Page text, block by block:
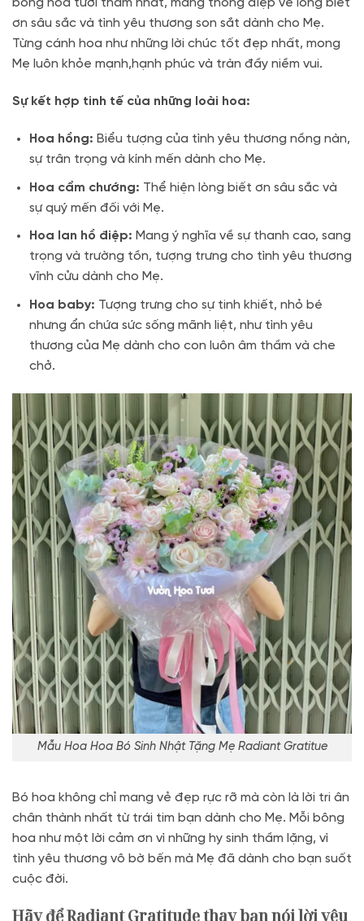
bông hoa tươi thắm nhất, mang thông điệp về lòng biết
ơn sâu sắc và tình yêu thương son sắt dành cho Mẹ.
Từng cánh hoa như những lời chúc tốt đẹp nhất, mong
Mẹ luôn khỏe mạnh,hạnh phúc và tràn đầy niềm vui.
Sự kết hợp tinh tế của những loài hoa:
Hoa hồng: Biểu tượng của tình yêu thương nồng nàn,
sự trân trọng và kính mến dành cho Mẹ.
Hoa cẩm chướng: Thể hiện lòng biết ơn sâu sắc và
sự quý mến đối với Mẹ.
Hoa lan hồ điệp: Mang ý nghĩa về sự thanh cao, sang
trọng và trường tồn, tượng trưng cho tình yêu thương
vĩnh cửu dành cho Mẹ.
Hoa baby: Tượng trưng cho sự tinh khiết, nhỏ bé
nhưng ẩn chứa sức sống mãnh liệt, như tình yêu
thương của Mẹ dành cho con luôn âm thầm và che
chở.
Mẫu Hoa Hoa Bó Sinh Nhật Tặng Mẹ Radiant Gratitue
Bó hoa không chỉ mang vẻ đẹp rực rỡ mà còn là lời tri ân
chân thành nhất từ trái tim bạn dành cho Mẹ. Mỗi bông
hoa như một lời cảm ơn vì những hy sinh thầm lặng, vì
tình yêu thương vô bờ bến mà Mẹ đã dành cho bạn suốt
cuộc đời.
Hãy để Radiant Gratitude thay bạn nói lời yêu